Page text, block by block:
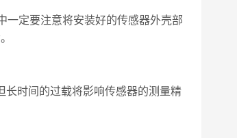
定要注意将安装好的传感器外壳部
时间的过载将影响传感器的测量精